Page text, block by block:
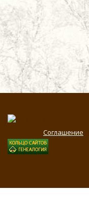
Соглашение